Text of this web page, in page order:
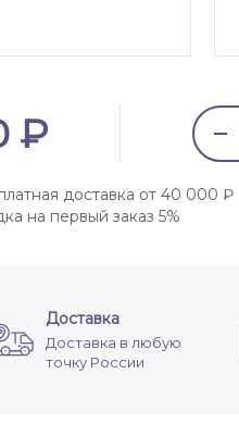
₽
доставка от 40 000 ₽
на первый заказ 5%
Доставка
Доставка в любую
точку России